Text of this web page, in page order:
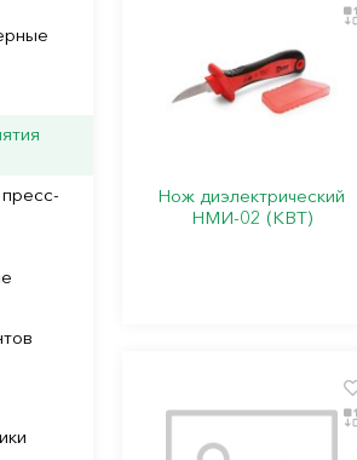
Нож диэлектрический
НМИ-02 (КВТ)